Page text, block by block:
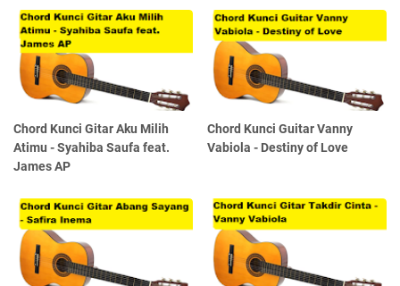
Chord Kunci Gitar Aku Milih
Atimu - Syahiba Saufa feat.
James AP
Chord Kunci Guitar Vanny
Vabiola - Destiny of Love